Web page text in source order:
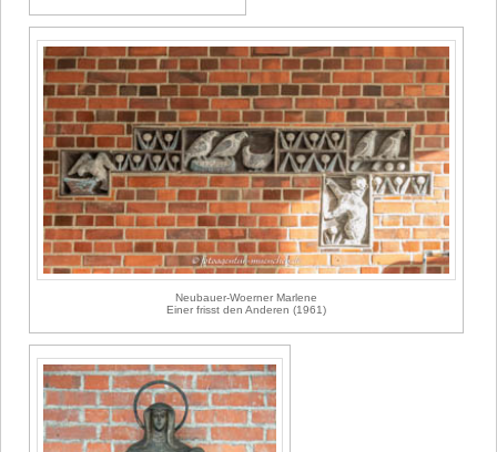
Neubauer-Woerner Marlene
Einer frisst den Anderen (1961)